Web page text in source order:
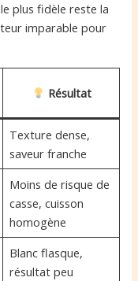
plus fidèle reste la
imparable pour
Résultat
Texture dense,
saveur franche
Moins de risque de
casse, cuisson
homogène
Blanc flasque,
résultat peu